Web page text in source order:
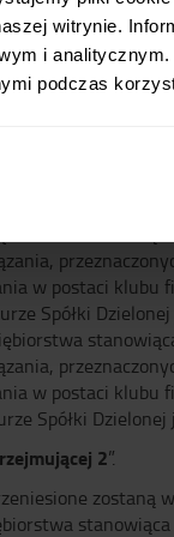
witrynie.
i
podczas
Spółki
1”.
zostaną
w postaci klubu
Spółki
w postaci klubu
Spółki Dzielonej
w postaci klubu
Spółki Dzielonej
2”.
zostaną